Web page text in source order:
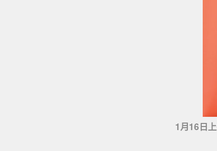
1月16日